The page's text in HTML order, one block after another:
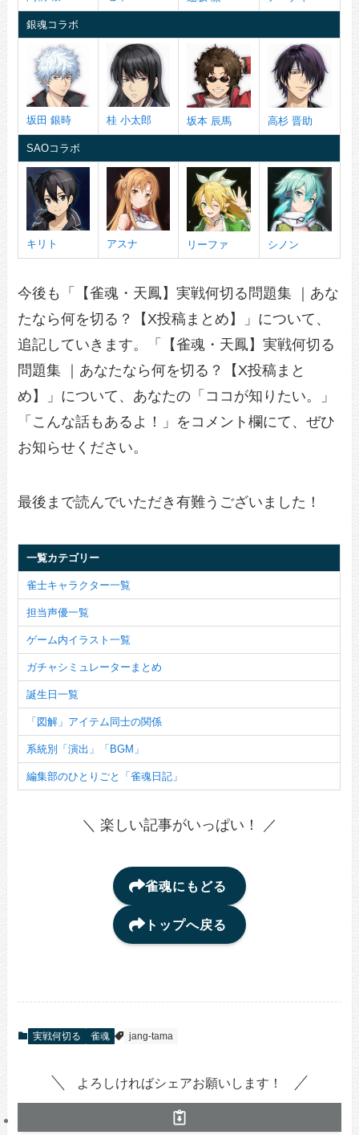
銀魂コラボ
坂田 銀時 桂 小太郎 坂本 辰馬 高杉 晋助
SAOコラボ
キリト アスナ リーファ シノン
今後も「【雀魂・天鳳】実戦何切る問題集 ｜あな
たなら何を切る？【X投稿まとめ】」について、
追記していきます。「【雀魂・天鳳】実戦何切る
問題集 ｜あなたなら何を切る？【X投稿まと
め】」について、あなたの「ココが知りたい。」
「こんな話もあるよ！」をコメント欄にて、ぜひ
お知らせください。
最後まで読んでいただき有難うございました！
一覧カテゴリー
雀士キャラクター一覧
担当声優一覧
ゲーム内イラスト一覧
ガチャシミュレーターまとめ
誕生日一覧
「図解」アイテム同士の関係
系統別「演出」「BGM」
編集部のひとりごと「雀魂日記」
＼ 楽しい記事がいっぱい！ ／
雀魂にもどる
トップへ戻る
実戦何切る 雀魂 jang-tama
よろしければシェアお願いします！